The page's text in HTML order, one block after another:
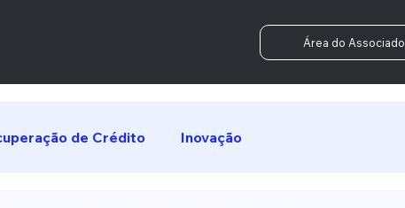
Área do Associado
de Crédito Inovação